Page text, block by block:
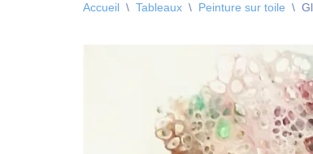
Accueil \ Tableaux \ Peinture sur toile \